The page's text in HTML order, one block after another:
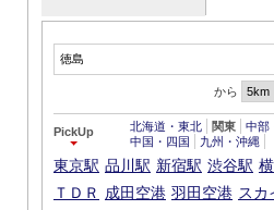
から
PickUp 北海道・東北 関東 中部
中国・四国
九州・沖縄
東京駅 品川駅 新宿駅 渋谷駅
ＴＤＲ 成田空港 羽田空港 スカ